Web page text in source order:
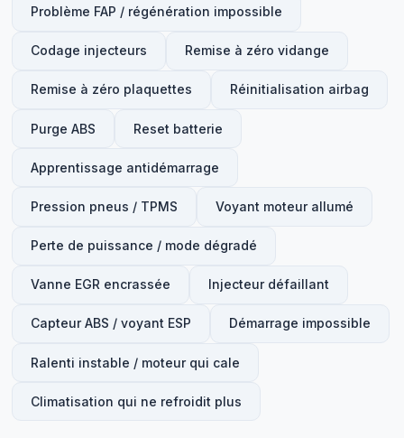
Problème FAP / régénération impossible
Codage injecteurs Remise à zéro vidange
Remise à zéro plaquettes Réinitialisation airbag
Purge ABS Reset batterie
Apprentissage antidémarrage
Pression pneus / TPMS Voyant moteur allumé
Perte de puissance / mode dégradé
Vanne EGR encrassée Injecteur défaillant
Capteur ABS / voyant ESP Démarrage impossible
Ralenti instable / moteur qui cale
Climatisation qui ne refroidit plus